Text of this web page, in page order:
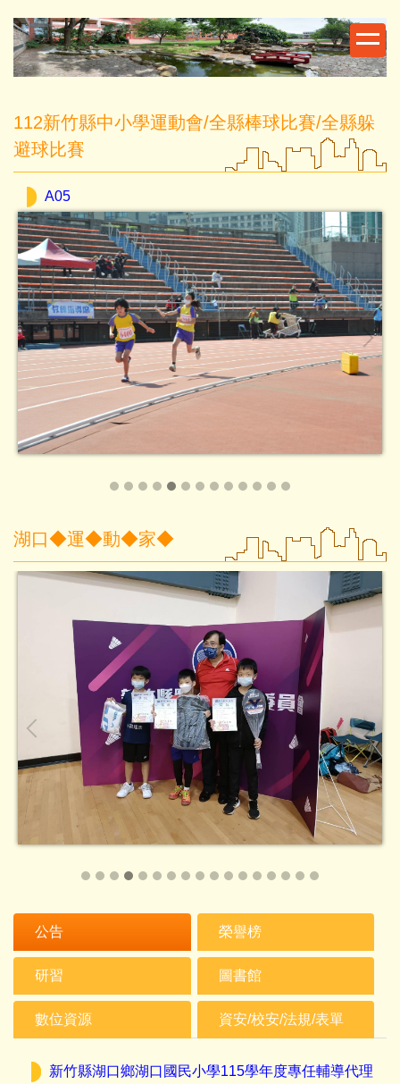
到
主
要
容
區
112新竹縣中小學運動會/全縣棒球比賽/全縣躲
避球比賽
A05
湖口◆運◆動◆家◆
公告 榮譽榜
研習 圖書館
數位資源 資安/校安/法規/表單
新竹縣湖口鄉湖口國民小學115學年度專任輔導代理